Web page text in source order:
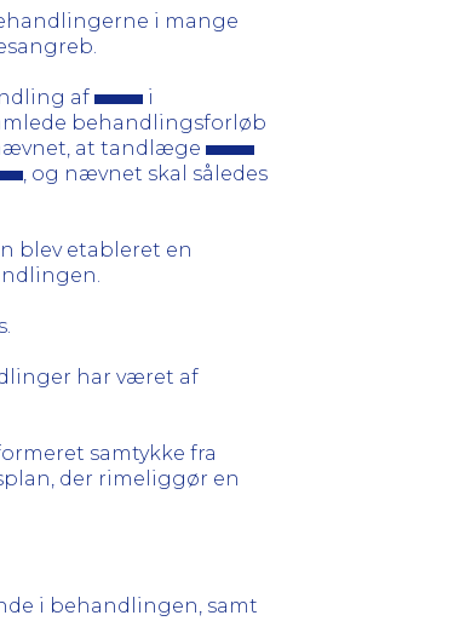
i mange
af
i
behandlingsforløb
at tandlæge
, og nævnet skal således
blev etableret en
har været af
samtykke fra
der rimeliggør en
i behandlingen, samt